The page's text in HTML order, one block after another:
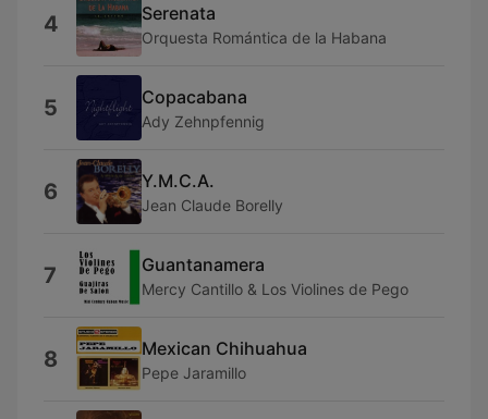
4 Serenata
Orquesta Romántica de la Habana
5 Copacabana
Ady Zehnpfennig
6 Y.M.C.A.
Jean Claude Borelly
7 Guantanamera
Mercy Cantillo & Los Violines de Pego
8 Mexican Chihuahua
Pepe Jaramillo